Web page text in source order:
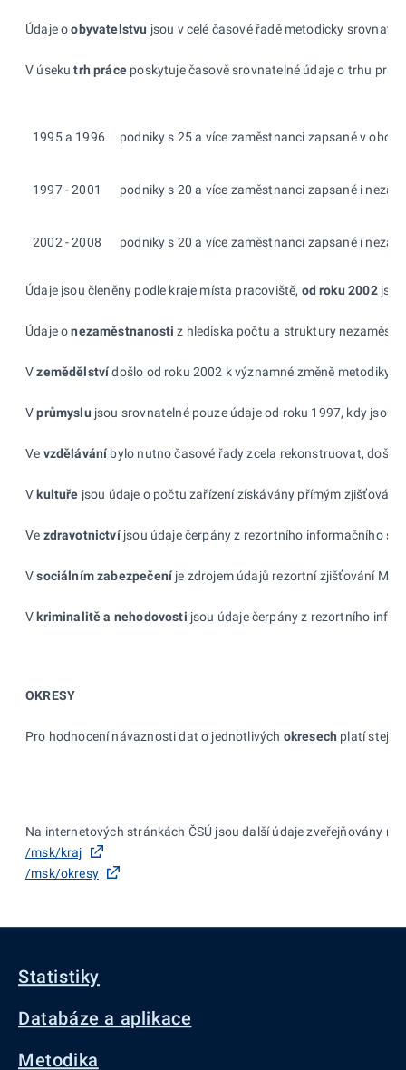
Údaje oobyvatelstvu jsou v celé časové řadě metodicky
V úsekutrh práceposkytuje časově srovnatelné údaje o trhu
1995 a 1996 podniky s 25 a více zaměstnanci zapsané v
1997 - 2001 podniky s 20 a více zaměstnanci zapsané i
2002 - 2008 podniky s 20 a více zaměstnanci zapsané i
Údaje jsou členěny podle kraje místa pracoviště, od roku 2002jsou
Údaje onezaměstnanosti z hlediska počtu a struktury
Vzemědělstvídošlo od roku 2002 k významné změně metodiky
Vprůmyslu jsou srovnatelné pouze údaje od roku 1997, kdy
Ve vzdělávání bylo nutno časové řady zcela rekonstruovat, došlo
V kultuře jsou údaje o počtu zařízení získávány přímým
Ve zdravotnictvíjsou údaje čerpány z rezortního informačního
Vsociálním zabezpečení je zdrojem údajů rezortní zjišťování
V kriminalitě a nehodovosti jsou údaje čerpány z rezortního
OKRESY
Pro hodnocení návaznosti dat o jednotlivých okresech platí stejné
Na internetových stránkách ČSÚ jsou další údaje zveřejňovány na:
/msk/kraj
/msk/okresy
Statistiky
Databáze a aplikace
Metodika